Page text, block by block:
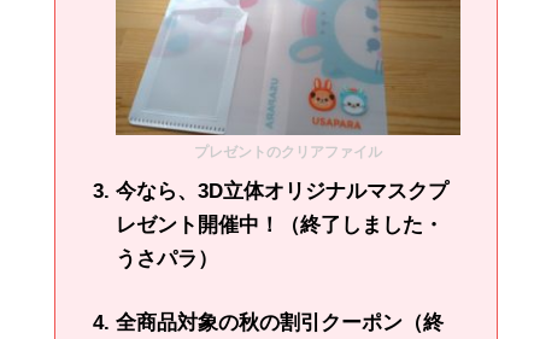
プレゼントのクリアファイル
今なら、3D立体オリジナルマスクプ
レゼント開催中！（終了しました・
うさパラ）
全商品対象の秋の割引クーポン（終